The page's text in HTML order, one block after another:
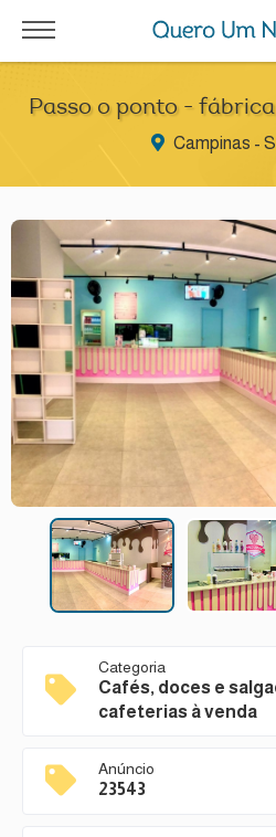
Passo o ponto -
Campinas -
Categoria
Cafés, doces e
cafeterias à venda
Anúncio
23543